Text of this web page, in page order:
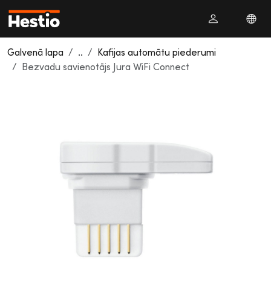
Galvenā lapa ..
Kafijas automātu piederumi
Bezvadu savienotājs Jura WiFi Connect